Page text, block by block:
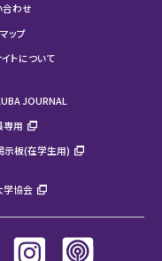
合わせ
ップ
トについて
JOURNAL
専用
示板(在学生用)
学協会